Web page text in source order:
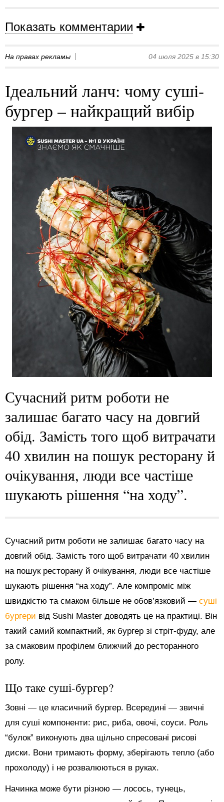
Показать комментарии
На правах рекламы 04 июля 2025 в 15:30
Ідеальний ланч: чому суші-
бургер – найкращий вибір
Сучасний ритм роботи не
залишає багато часу на довгий
обід. Замість того щоб витрачати
40 хвилин на пошук ресторану й
очікування, люди все частіше
шукають рішення “на ходу”.
Сучасний ритм роботи не залишає багато часу на
довгий обід. Замість того щоб витрачати 40 хвилин
на пошук ресторану й очікування, люди все частіше
шукають рішення “на ходу”. Але компроміс між
швидкістю та смаком більше не обов’язковий — суші
бургери від Sushi Master доводять це на практиці. Він
такий самий компактний, як бургер зі стріт-фуду, але
за смаковим профілем ближчий до ресторанного
ролу.
Що таке суші-бургер?
Зовні — це класичний бургер. Всередині — звичні
для суші компоненти: рис, риба, овочі, соуси. Роль
“булок” виконують два щільно спресовані рисові
диски. Вони тримають форму, зберігають тепло (або
прохолоду) і не розвалюються в руках.
Начинка може бути різною — лосось, тунець,